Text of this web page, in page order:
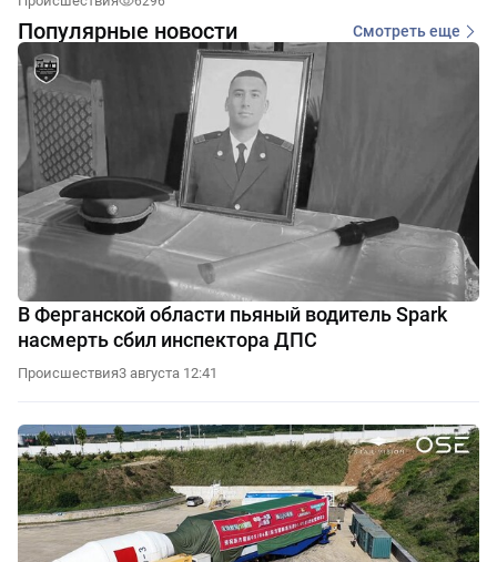
Популярные новости Смотреть еще
В Ферганской области пьяный водитель Spark
насмерть сбил инспектора ДПС
Происшествия3 августа 12:41